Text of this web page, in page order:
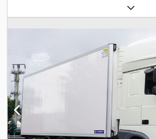
dyzelinas
kabina:miegamoji kabina, pavaros
klasė:Euro 3 , krovinio
, krovinių skyriaus
2 600 mm, Gamybos
langų reguliavimas, galinis keltuvas,
kondicionavimas, spoileris, vairo